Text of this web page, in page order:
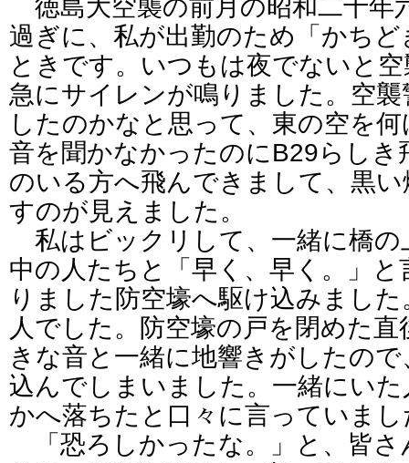
徳島大空襲の前月の昭和二十年
過ぎに、私が出勤のため「かち
ときです。いつもは夜でないと
急にサイレンが鳴りました。空
したのかなと思って、東の空を
音を聞かなかったのにB29らしき
のいる方へ飛んできまして、黒
すのが見えました。
私はビックリして、一緒に橋の
中の人たちと「早く、早く。」
りました防空壕へ駆け込みまし
人でした。防空壕の戸を閉めた
きな音と一緒に地響きがしたの
込んでしまいました。一緒にい
かへ落ちたと口々に言っていまし
「恐ろしかったな。」と、皆さ